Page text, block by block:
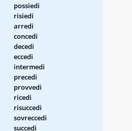
possiedi
risiedi
arredi
concedi
decedi
eccedi
intermedi
precedi
provvedi
ricedi
risuccedi
sovreccedi
succedi